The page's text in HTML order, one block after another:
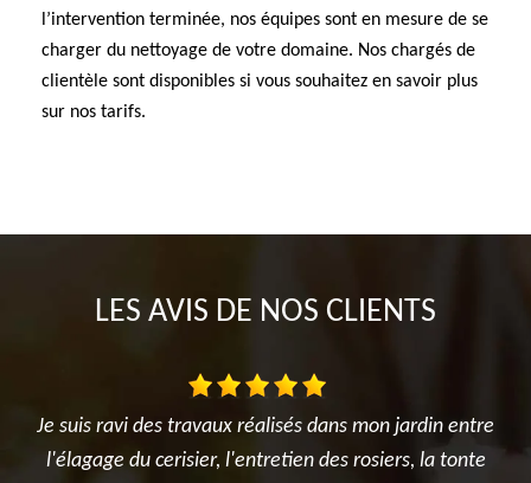
l’intervention terminée, nos équipes sont en mesure de se
charger du nettoyage de votre domaine. Nos chargés de
clientèle sont disponibles si vous souhaitez en savoir plus
sur nos tarifs.
LES AVIS DE NOS CLIENTS
dans mon jardin entre
des rosiers, la tonte
Très satisfait de
réalisé avec sérieux et